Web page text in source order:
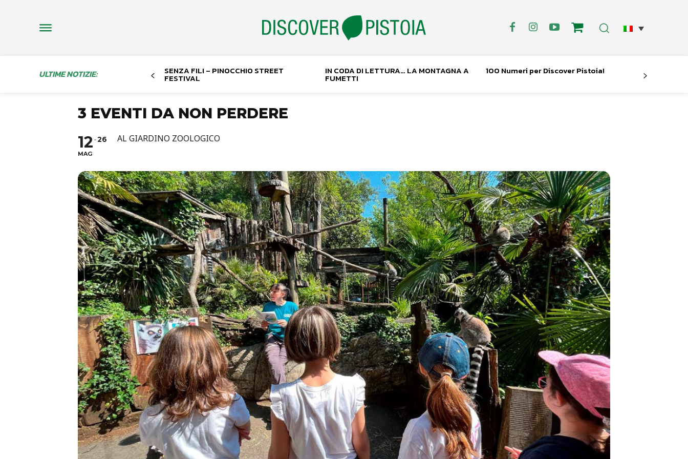
ULTIME NOTIZIE: SENZA FILI – PINOCCHIO STREET
FESTIVAL
IN CODA DI LETTURA… LA MONTAGNA A
FUMETTI
100 Numeri per Discover Pistoia!
3 EVENTI DA NON PERDERE
12
MAG
26 AL GIARDINO ZOOLOGICO